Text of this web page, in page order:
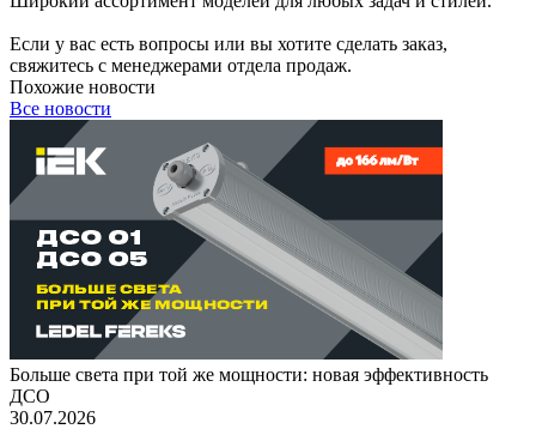
Если у вас есть вопросы или вы хотите сделать заказ,
свяжитесь с менеджерами отдела продаж.
Похожие новости
Все новости
Больше света при той же мощности: новая эффективность
ДСО
30.07.2026